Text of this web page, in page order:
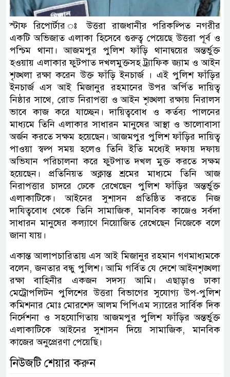
স্টাফ রিপোর্টার ঃ উত্তরা রাজধানীর পরিকল্পিত নগরীর
একটি অভিজাত এলাকা হিসেবে গুরুত্ব পেয়েছে উত্তরা পূর্ব ও
পশ্চিম থানা। আজমপুর পুলিশ ফাঁড়ি থানাদ্বয়ের অন্তর্ভুক্ত
হওয়ায় এলাকার ফুটপাত দখলমুক্তসহ ট্র্যাফিক জ্যাম ও আইন
শৃঙ্খলা রক্ষা করেন উক্ত ফাঁড়ি ইনচার্জ । এই পুলিশ ফাঁড়ির
ইনচার্জ এস আই মিজানুর রহমানের উপর অর্পিত দায়িত্ব
নিষ্ঠার সাথে, রোড নিরাপত্তা ও আইন শৃঙ্খলা রক্ষায় নিরালস
ভাবে কাজ করে যাচ্ছেন। দায়িত্ববোধ ও কর্তব্য পালনের
মাধ্যমে তিনি এলাকার সাধারন মানুষের আস্থা ও ভালোবাসা
অর্জন করতে সক্ষম হয়েছেন। আজমপুর পুলিশ ফাঁড়ির দায়িত্ব
পাওয়া স্বল্প সময় হলেও তিনি ইতি মধ্যেই দফায় দফায়
অভিযান পরিচালনা করে ফুটপাত দখল মুক্ত করতে সক্ষম
হয়েছেন। প্রতিনিয়ত অক্লান্ত শ্রমের মাধ্যমে তিনি আজ
নিরাপত্তার চাদরে ঢেকে রেখেছেন পুলিশ ফাঁড়ির অন্তর্ভুক্ত
এলাকাটিকে। আইনের সুশাসন প্রতিষ্ঠিত করতে নিজ
দাযিত্ববোধ থেকে তিনি সামাজিক, মানবিক কাজেও সর্বদা
সাধারন মানুষের কল্যাণে নিয়োজিত রেখেছেন নিজেকে বলে
জানা যায়।
একান্ত আলাপচারিতায় এস আই মিজানুর রহমান গণমাধ্যমকে
বলেন, জনতার বন্ধু পুলিশ। আমি গর্বিত যে দেশে আইনশৃঙ্খলা
রক্ষা বাহিনীর একজন সদস্য আমি। এছাড়াও ঢাকা
মেট্রোপলিটন পুলিশের উত্তরা বিভাগের সুযোগ্য উপ-পুলিশ
কমিশনার মোঃ মোরশেদ আলম পিপিএম স্যারের সার্বিক দিক
নির্দেশনা ও সহযোগিতায় আজমপুর পুলিশ ফাঁড়ির অন্তর্ভুক্ত
এলাকাটিকে আইনের সুশাসন দিয়ে সামাজিক, মানবিক
কাজের অনুপ্রেরণা পেয়েছি।
নিউজটি শেয়ার করুন